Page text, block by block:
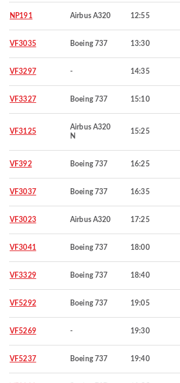
NP191 Airbus A320 12:55
VF3035 Boeing 737 13:30
VF3297 - 14:35
VF3327 Boeing 737 15:10
VF3125
Airbus A320
N
15:25
VF392 Boeing 737 16:25
VF3037 Boeing 737 16:35
VF3023 Airbus A320 17:25
VF3041 Boeing 737 18:00
VF3329 Boeing 737 18:40
VF5292 Boeing 737 19:05
VF5269 - 19:30
VF5237 Boeing 737 19:40